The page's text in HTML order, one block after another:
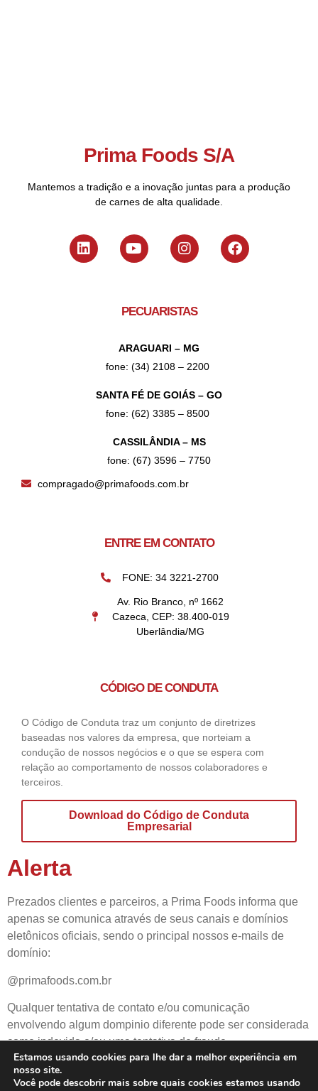
Prima Foods S/A
Mantemos a tradição e a inovação juntas para a produção
de carnes de alta qualidade.
PECUARISTAS
ARAGUARI – MG
fone: (34) 2108 – 2200
SANTA FÉ DE GOIÁS – GO
fone: (62) 3385 – 8500
CASSILÂNDIA – MS
fone: (67) 3596 – 7750
compragado@primafoods.com.br
ENTRE EM CONTATO
FONE: 34 3221-2700
Av. Rio Branco, nº 1662
Cazeca, CEP: 38.400-019
Uberlândia/MG
CÓDIGO DE CONDUTA
O Código de Conduta traz um conjunto de diretrizes
baseadas nos valores da empresa, que norteiam a
condução de nossos negócios e o que se espera com
relação ao comportamento de nossos colaboradores e
terceiros.
Download do Código de Conduta
Empresarial
Alerta
Prezados clientes e parceiros, a Prima Foods informa que
apenas se comunica através de seus canais e domínios
eletônicos oficiais, sendo o principal nossos e-mails de
domínio:
@primafoods.com.br
Qualquer tentativa de contato e/ou comunicação
envolvendo algum dompinio diferente pode ser considerada
como indevida e/ou uma tentativa de fraude.
Estamos usando cookies para lhe dar a melhor experiência em
nosso site.
Você pode descobrir mais sobre quais cookies estamos usando